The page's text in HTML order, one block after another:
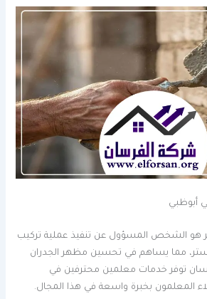
أبوظبي
هو الشخص المسؤول عن تنفيذ عملية تركيب
مما يساهم في تحسين مظهر الجدران
توفر خدمات معلمين محترفين في
المعلمون بخبرة واسعة في هذا المجال.